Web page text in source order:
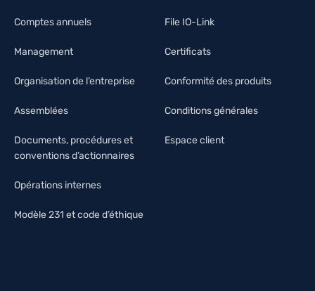
Comptes annuels
Management
Organisation de l’entreprise
Assemblées
Documents, procédures et
conventions d’actionnaires
Opérations internes
Modèle 231 et code d’éthique
File IO-Link
Certificats
Conformité des produits
Conditions générales
Espace client